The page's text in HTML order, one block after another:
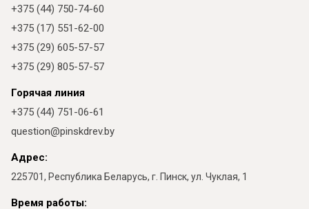
+375 (44) 750-74-60
+375 (17) 551-62-00
+375 (29) 605-57-57
+375 (29) 805-57-57
Горячая линия
+375 (44) 751-06-61
question@pinskdrev.by
Адрес:
225701, Республика Беларусь, г. Пинск, ул. Чуклая, 1
Время работы: